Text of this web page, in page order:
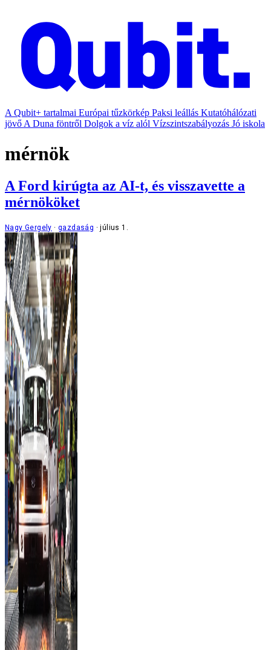
A Qubit+ tartalmai Európai tűzkörkép Paksi leállás Kutatóhálózati
jövő A Duna föntről Dolgok a víz alól Vízszintszabályozás Jó iskola
mérnök
A Ford kirúgta az AI-t, és visszavette a
mérnököket
Nagy Gergely gazdaság július 1.